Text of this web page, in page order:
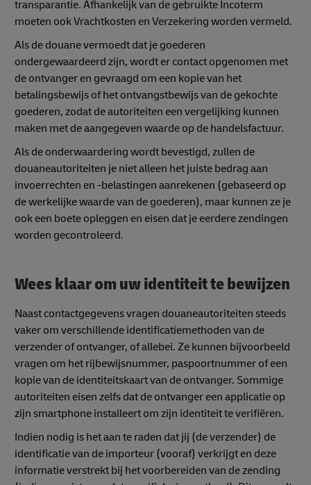
transparantie. Afhankelijk van de gebruikte Incoterm
moeten ook Vrachtkosten en Verzekering worden vermeld.
Als de douane vermoedt dat je goederen
ondergewaardeerd zijn, wordt er contact opgenomen met
de ontvanger en gevraagd om een kopie van het
betalingsbewijs of het ontvangstbewijs van de gekochte
goederen, zodat de autoriteiten een vergelijking kunnen
maken met de aangegeven waarde op de handelsfactuur.
Als de onderwaardering wordt bevestigd, zullen de
douaneautoriteiten je niet alleen het juiste bedrag aan
invoerrechten en -belastingen aanrekenen (gebaseerd op
de werkelijke waarde van de goederen), maar kunnen ze je
ook een boete opleggen en eisen dat je eerdere zendingen
worden gecontroleerd.
Wees klaar om uw identiteit te bewijzen
Naast contactgegevens vragen douaneautoriteiten steeds
vaker om verschillende identificatiemethoden van de
verzender of ontvanger, of allebei. Ze kunnen bijvoorbeeld
vragen om het rijbewijsnummer, paspoortnummer of een
kopie van de identiteitskaart van de ontvanger. Sommige
autoriteiten eisen zelfs dat de ontvanger een applicatie op
zijn smartphone installeert om zijn identiteit te verifiëren.
Indien nodig is het aan te raden dat jij (de verzender) de
identificatie van de importeur (vooraf) verkrijgt en deze
informatie verstrekt bij het voorbereiden van de zending